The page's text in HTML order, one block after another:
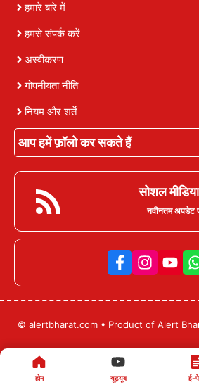
हमारे बारे में
हमसे संपर्क करें
अस्वीकरण
गोपनीयता नीति
नियम और शर्तें
आप हमें फ़ॉलो कर सकते हैं
सोशल
नवीनतम अपडेट
© alertbharat.com • Product of Alert
होम यूट्यूब ई-